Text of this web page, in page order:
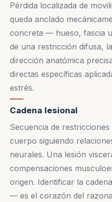
Pérdida localizada de
queda anclado
concreta — hueso, fascia
de una restricción difusa,
dirección anatómica
directas específicas
estrés.
Cadena lesional
Secuencia de
cuerpo siguiendo
neurales. Una lesión
compensaciones
origen. Identificar la
— es el corazón del